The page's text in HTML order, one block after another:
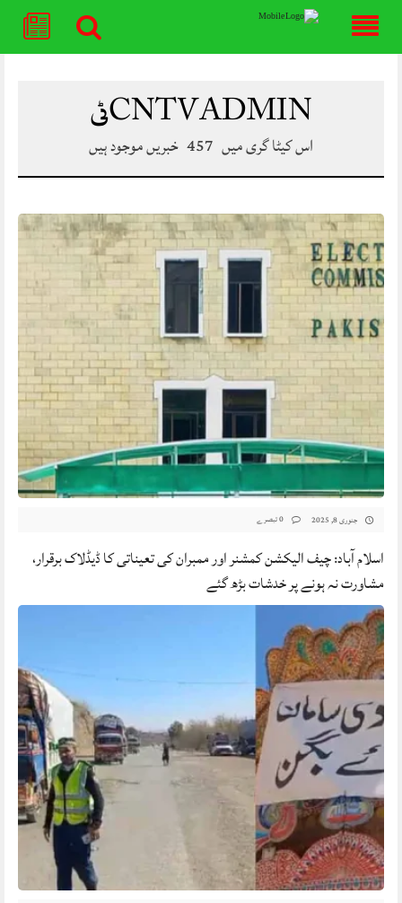
5CNTV ADMIN
اس کیٹا گری میں 457 خبریں موجود ہیں
جنوری 8, 2025
اسلام آباد: چیف الیکشن کمشنر اور ممبران کی تعیناتی کا ڈیڈلاک برقرار،
مشاورت نہ ہونے پر خدشات بڑھ گئے